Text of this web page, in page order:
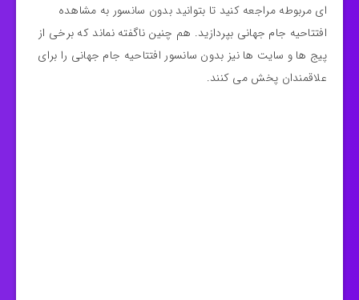
ای مربوطه مراجعه کنید تا بتوانید بدون سانسور به مشاهده
افتتاحیه جام جهانی بپردازید. هم چنین ناگفته نماند که برخی از
پیج ها و سایت ها نیز بدون سانسور افتتاحیه جام جهانی را برای
علاقمندان پخش می کنند.